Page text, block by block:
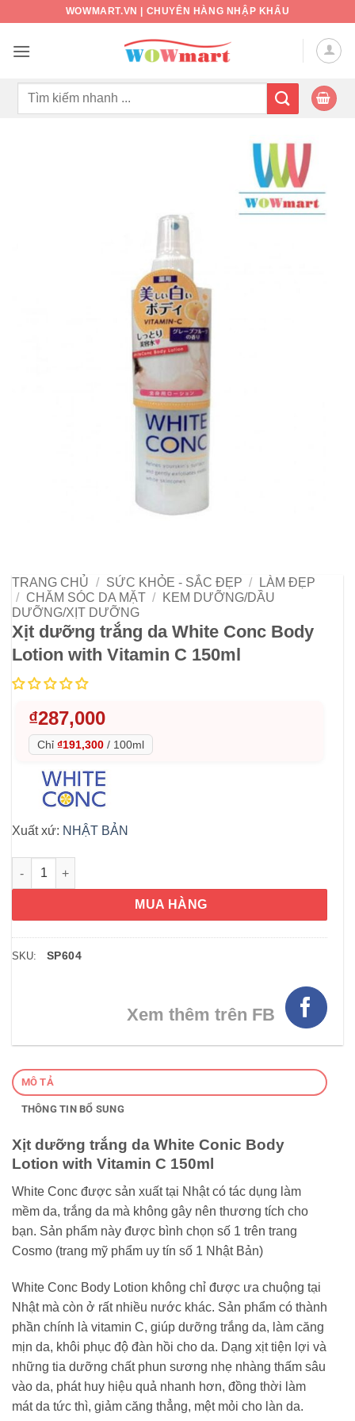
nội
WOWMART.VN | CHUYÊN HÀNG NHẬP KHẨU
Tìm
TRANG CHỦ / SỨC KHỎE - SẮC ĐẸP /
LÀM ĐẸP
/
CHĂM SÓC DA MẶT /
KEM DƯỠNG/DẦU
DƯỠNG/XỊT DƯỠNG
Xịt dưỡng trắng da White Conc Body
Lotion with Vitamin C 150ml
₫287,000
Chỉ ₫191,300 / 100ml
Xuất xứ: NHẬT BẢN
Xịt dưỡng trắng da White Conc Body Lotion with Vitamin C
MUA HÀNG
SKU: SP604
Xem thêm trên FB
MÔ TẢ
THÔNG TIN BỔ SUNG
Xịt dưỡng trắng da White Conic Body
Lotion with Vitamin C 150ml
White Conc được sản xuất tại Nhật có tác dụng làm
mềm da, trắng da mà không gây nên thương tích cho
bạn. Sản phẩm này được bình chọn số 1 trên trang
Cosmo (trang mỹ phẩm uy tín số 1 Nhật Bản)
White Conc Body Lotion không chỉ được ưa chuộng tại
Nhật mà còn ở rất nhiều nước khác. Sản phẩm có thành
phần chính là vitamin C, giúp dưỡng trắng da, làm căng
mịn da, khôi phục độ đàn hồi cho da. Dạng xịt tiện lợi và
những tia dưỡng chất phun sương nhẹ nhàng thấm sâu
vào da, phát huy hiệu quả nhanh hơn, đồng thời làm
mát da tức thì, giảm căng thẳng, mệt mỏi cho làn da.